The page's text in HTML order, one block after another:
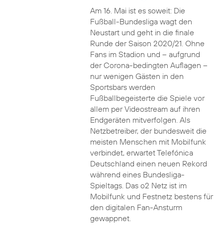
Am 16. Mai ist es soweit: Die
Fußball-Bundesliga wagt den
Neustart und geht in die finale
Runde der Saison 2020/21. Ohne
Fans im Stadion und – aufgrund
der Corona-bedingten Auflagen –
nur wenigen Gästen in den
Sportsbars werden
Fußballbegeisterte die Spiele vor
allem per Videostream auf ihren
Endgeräten mitverfolgen. Als
Netzbetreiber, der bundesweit die
meisten Menschen mit Mobilfunk
verbindet, erwartet Telefónica
Deutschland einen neuen Rekord
während eines Bundesliga-
Spieltags. Das o2 Netz ist im
Mobilfunk und Festnetz bestens für
den digitalen Fan-Ansturm
gewappnet.